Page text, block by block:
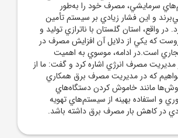
سرمايشي، مصرف خود را به‌طور
و اين فشار زيادي بر سيستم تأمين
در واقع، استان گلستان با ناترازي توليد و
که يکي از دلايل آن افزايش مصرف در
است.در ادامه، موسوي به اهميت
مصرف انرژي اشاره کرد و گفت: ما از
که در مديريت مصرف برق همکاري
مانند خاموش کردن دستگاه‌هاي
و استفاده بهينه از سيستم‌هاي تهويه
در کاهش بار مصرف برق داشته باشد.